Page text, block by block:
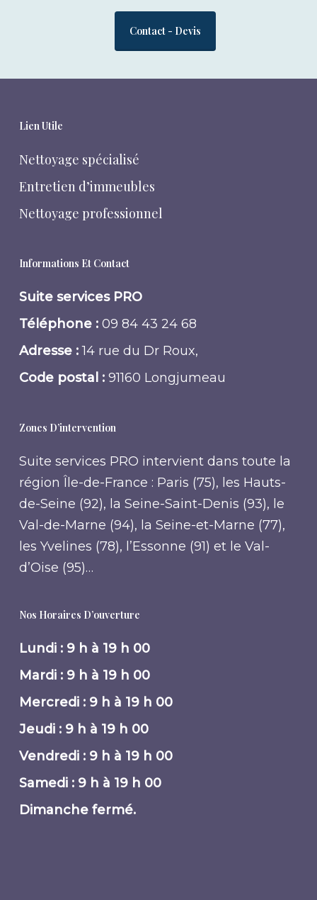
Contact - Devis
Lien Utile
Nettoyage spécialisé
Entretien d’immeubles
Nettoyage professionnel
Informations Et Contact
Suite services PRO
Téléphone :09 84 43 24 68
Adresse :14 rue du Dr Roux,
Code postal : 91160 Longjumeau
Zones D’intervention
Suite services PRO intervient dans toute la
région Île-de-France : Paris (75), les Hauts-
de-Seine (92), la Seine-Saint-Denis (93), le
Val-de-Marne (94), la Seine-et-Marne (77),
les Yvelines (78), l’Essonne (91) et le Val-
d’Oise (95)…
Nos Horaires D’ouverture
Lundi : 9 h à 19 h 00
Mardi : 9 h à 19 h 00
Mercredi : 9 h à 19 h 00
Jeudi : 9 h à 19 h 00
Vendredi : 9 h à 19 h 00
Samedi : 9 h à 19 h 00
Dimanche fermé.